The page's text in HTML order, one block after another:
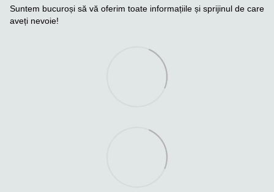
Suntem bucuroși să vă oferim toate informațiile și sprijinul de care
aveți nevoie!